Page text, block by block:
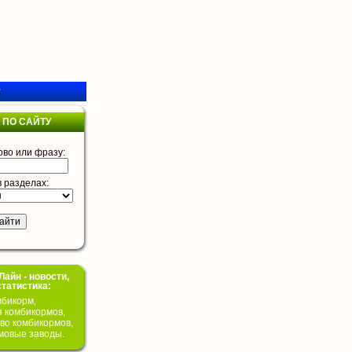
САЙТУ
или фразу:
разделах:
- новости,
комбикормов,
комбикормов,
заводы.